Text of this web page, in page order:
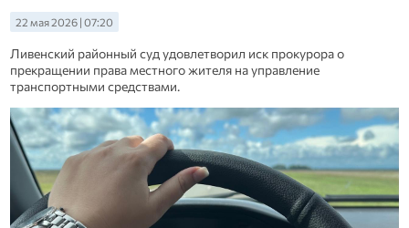
22 мая 2026 | 07:20
Ливенский районный суд удовлетворил иск прокурора о
прекращении права местного жителя на управление
транспортными средствами.